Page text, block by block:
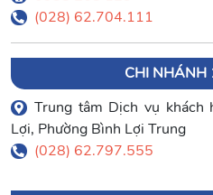
(028) 62.704.111
CHI NHÁNH
Trung tâm Dịch vụ
Lợi, Phường Bình Lợi Trung
(028) 62.797.555